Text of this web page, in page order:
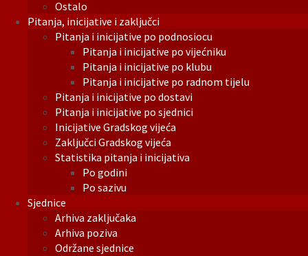
Ostalo
Pitanja, inicijative i zaključci
Pitanja i inicijative po podnosiocu
Pitanja i inicijative po vijećniku
Pitanja i inicijative po klubu
Pitanja i inicijative po radnom tijelu
Pitanja i inicijative po dostavi
Pitanja i inicijative po sjednici
Inicijative Gradskog vijeća
Zaključci Gradskog vijeća
Statistika pitanja i inicijativa
Po godini
Po sazivu
Sjednice
Arhiva zaključaka
Arhiva poziva
Održane sjednice